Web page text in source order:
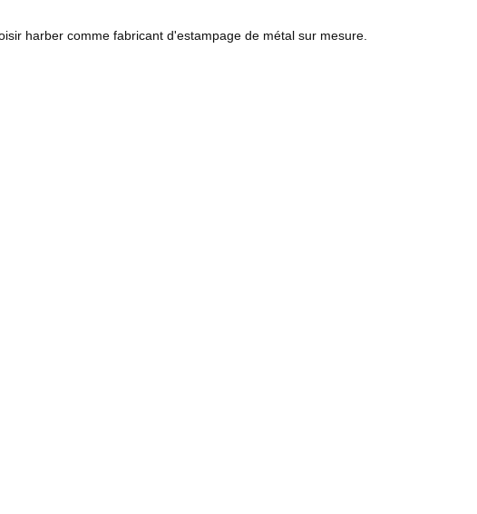
harber comme fabricant d'estampage de métal sur mesure.